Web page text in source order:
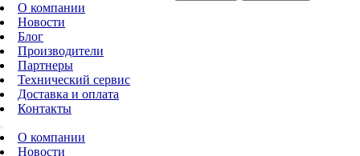
О компании
Новости
Блог
Производители
Партнеры
Технический сервис
Доставка и оплата
Контакты
О компании
Новости